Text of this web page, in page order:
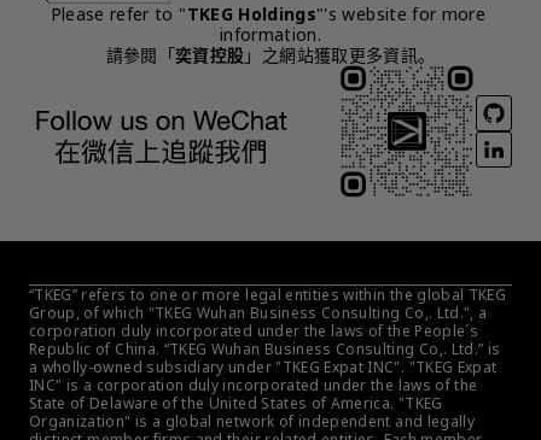
Please refer to "TKEG Holdings"'s website for more
information.
請參閱「奕資控股 」之網站獲取更多資訊。
“TKEG” refers to one or more legal entities within the global TKEG
Group, of which "TKEG Wuhan Business Consulting Co,. Ltd.", a
corporation duly incorporated under the laws of the People´s
Republic of China. “TKEG Wuhan Business Consulting Co,. Ltd.” is
a wholly-owned subsidiary under "TKEG Expat INC". "TKEG Expat
INC" is a corporation duly incorporated under the laws of the
State of Delaware of the United States of America. "TKEG
Organization" is a global network of independent and legally